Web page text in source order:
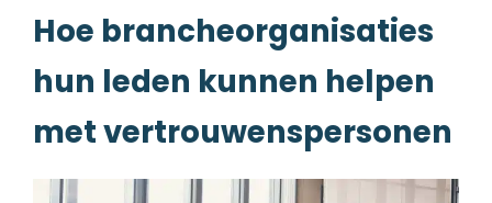
Hoe brancheorganisaties
hun leden kunnen helpen
met vertrouwenspersonen